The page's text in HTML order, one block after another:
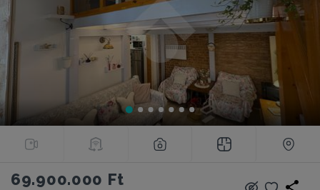
69.900.000 Ft